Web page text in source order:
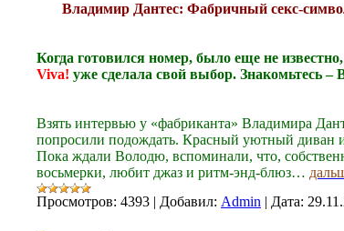
Владимир Дантес: Фабричный секс-
Когда готовился номер, было еще не
Viva! уже сделала свой выбор. Знакомьтесь –
Bзять интервью у «фабриканта» Владимира
попросили подождать. Красный уютный диван и
Пока ждали Володю, вспоминали, что,
восьмерки, любит джаз и ритм-энд-блюз…
Просмотров: 4393 | Добавил: Admin | Дата: